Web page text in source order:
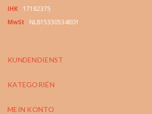
IHK
17182375
MwSt
NL815330534B01
KUNDENDIENST
KATEGORIËN
MEIN KONTO